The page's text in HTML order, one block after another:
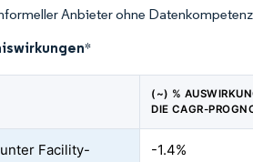
Anbieter ohne
*
(~) %
DIE CAGR-
Facility-
-1.4%